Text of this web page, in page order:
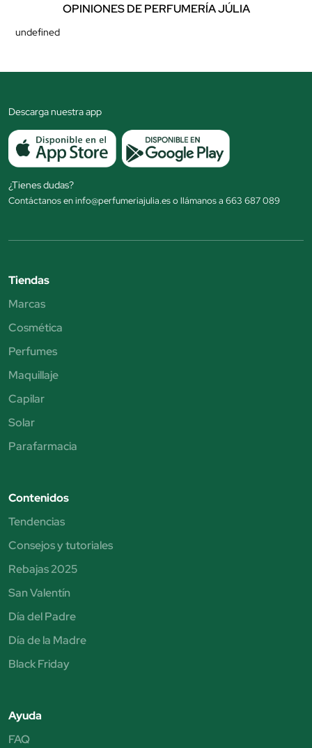
OPINIONES DE PERFUMERÍA JÚLIA
undefined
Descarga nuestra app
¿Tienes dudas?
Contáctanos en info@perfumeriajulia.es o llámanos a 663 687 089
Tiendas
Marcas
Cosmética
Perfumes
Maquillaje
Capilar
Solar
Parafarmacia
Contenidos
Tendencias
Consejos y tutoriales
Rebajas 2025
San Valentín
Día del Padre
Día de la Madre
Black Friday
Ayuda
FAQ